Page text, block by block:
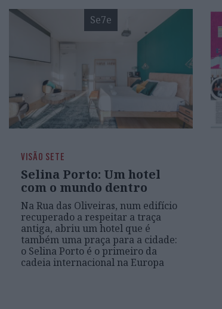
Se7e
VISÃO SETE
Selina Porto: Um hotel
com o mundo dentro
Na Rua das Oliveiras, num edifício
recuperado a respeitar a traça
antiga, abriu um hotel que é
também uma praça para a cidade:
o Selina Porto é o primeiro da
cadeia internacional na Europa